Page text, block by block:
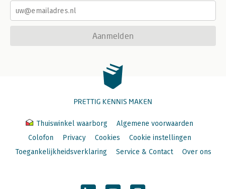
Aanmelden
PRETTIG KENNIS MAKEN
Thuiswinkel waarborg
Algemene voorwaarden
Colofon
Privacy Cookies
Cookie instellingen
Toegankelijkheidsverklaring
Service & Contact Over ons